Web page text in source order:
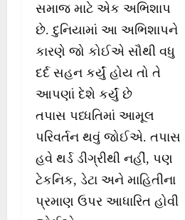
સમાજ માટે એક અભિશાપ
છે. દુનિયામાં આ અભિશાપને
કારણે જો કોઈએ સૌથી વધુ
દર્દ સહન કર્યું હોય તો તે
આપણાં દેશે કર્યું છે
તપાસ પધ્ધતિમાં આમૂલ
પરિવર્તન થવું જોઈએ. તપાસ
હવે થર્ડ ડીગ્રીથી નહીં, પણ
ટેકનિક, ડેટા અને માહિતીના
પ્રમાણ ઉપર આધારિત હોવી